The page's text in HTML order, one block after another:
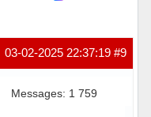
#9
03-02-2025 22:37:19
Messages: 1 759